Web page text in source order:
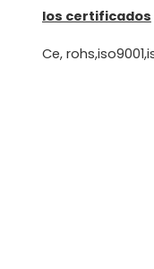
los certificados
Ce,